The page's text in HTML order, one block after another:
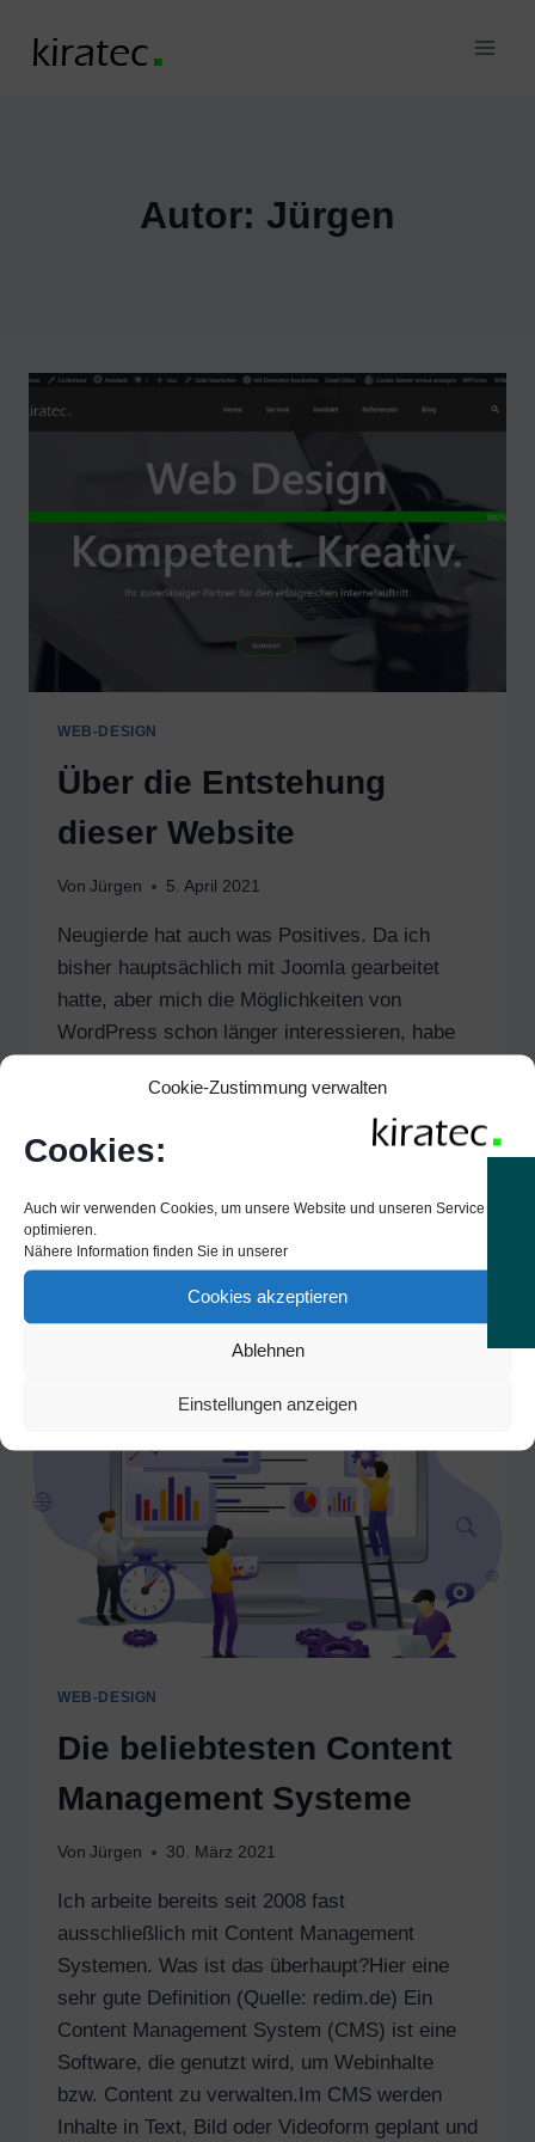
Cookie-Zustimmung verwalten
Cookies:
Auch wir verwenden Cookies, um unsere Website und unseren Service zu
optimieren.
Nähere Information finden Sie in unserer
Cookies akzeptieren
Ablehnen
Einstellungen anzeigen
Inhalt
Autor: Jürgen
WEB-DESIGN
Über die Entstehung
dieser Website
Von Jürgen 5. April 2021
Neugierde hat auch was Positives. Da ich
bisher hauptsächlich mit Joomla gearbeitet
hatte, aber mich die Möglichkeiten von
WordPress schon länger interessieren, habe
ganze Projekt war in einem Tag erledigt! Klar
habe ich jahrelange Erfahrung mit Joomla und
seinen Komponenten, Modulen und Plugins,
WEITERLESEN ÜBER
DIE
ENTSTEHUNG
WEBSITE
WEB-DESIGN
Die beliebtesten Content
Management Systeme
Von Jürgen 30. März 2021
Ich arbeite bereits seit 2008 fast
ausschließlich mit Content Management
Systemen. Was ist das überhaupt?Hier eine
sehr gute Definition (Quelle: redim.de) Ein
Content Management System (CMS) ist eine
Software, die genutzt wird, um Webinhalte
bzw. Content zu verwalten.Im CMS werden
Inhalte in Text, Bild oder Videoform geplant und